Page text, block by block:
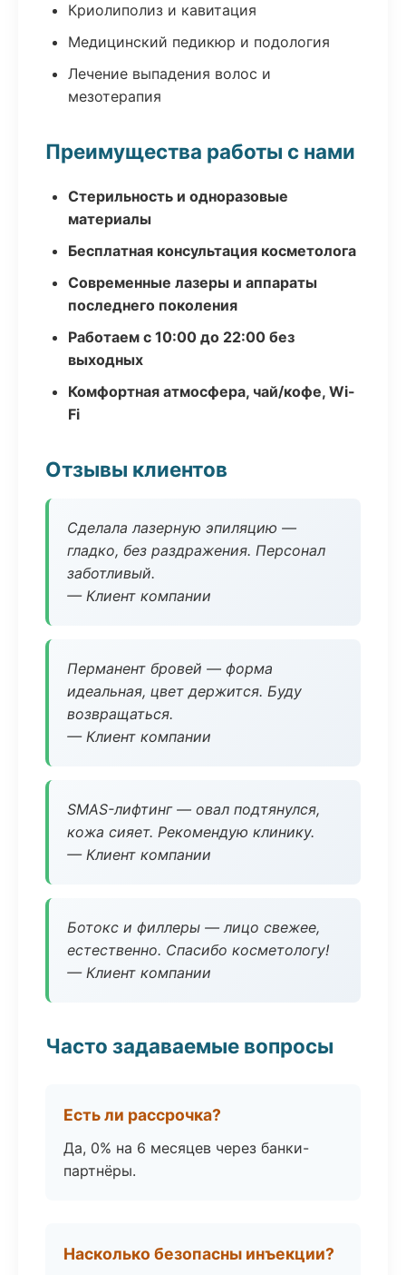
Криолиполиз и кавитация
Медицинский педикюр и подология
Лечение выпадения волос и
мезотерапия
Преимущества работы с нами
Стерильность и одноразовые
материалы
Бесплатная консультация косметолога
Современные лазеры и аппараты
последнего поколения
Работаем с 10:00 до 22:00 без
выходных
Комфортная атмосфера, чай/кофе, Wi-
Fi
Отзывы клиентов
Сделала лазерную эпиляцию —
гладко, без раздражения. Персонал
заботливый.
— Клиент компании
Перманент бровей — форма
идеальная, цвет держится. Буду
возвращаться.
— Клиент компании
SMAS-лифтинг — овал подтянулся,
кожа сияет. Рекомендую клинику.
— Клиент компании
Ботокс и филлеры — лицо свежее,
естественно. Спасибо косметологу!
— Клиент компании
Часто задаваемые вопросы
Есть ли рассрочка?
Да, 0% на 6 месяцев через банки-
партнёры.
Насколько безопасны инъекции?